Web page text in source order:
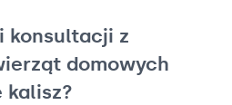
konsultacji z
domowych
kalisz?